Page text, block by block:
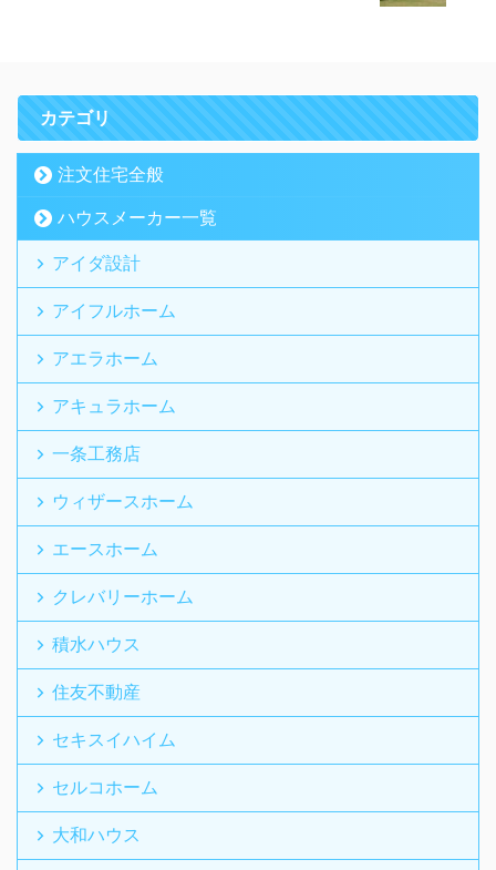
カテゴリ
注文住宅全般
ハウスメーカー一覧
アイダ設計
アイフルホーム
アエラホーム
アキュラホーム
一条工務店
ウィザースホーム
エースホーム
クレバリーホーム
積水ハウス
住友不動産
セキスイハイム
セルコホーム
大和ハウス